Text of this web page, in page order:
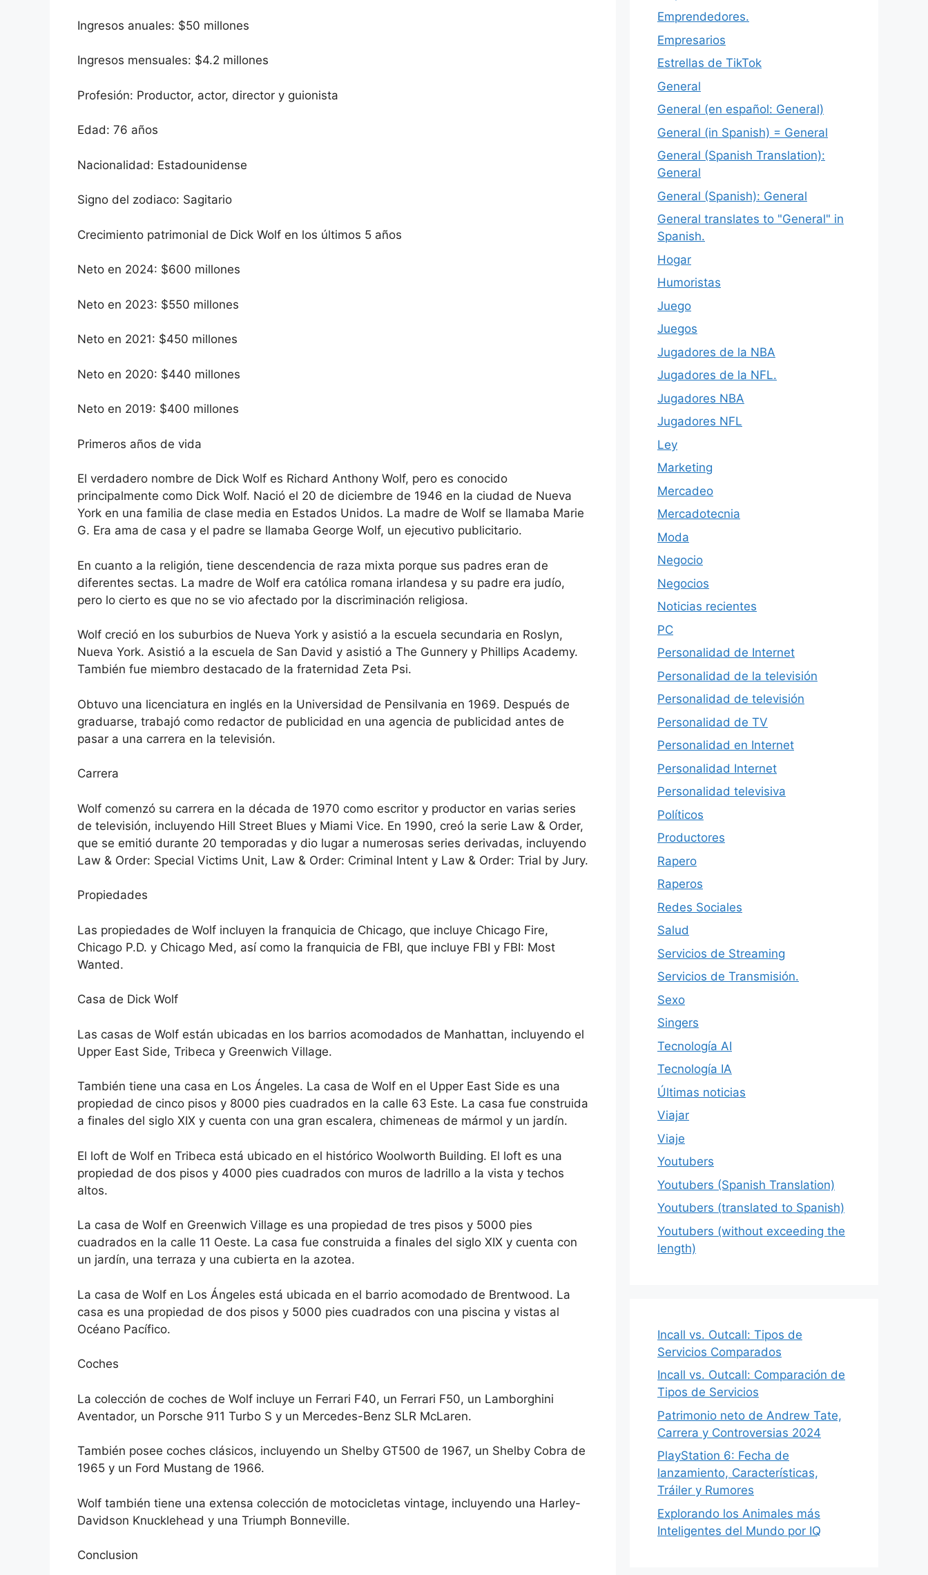
Ingresos anuales: $50 millones
Ingresos mensuales: $4.2 millones
Profesión: Productor, actor, director y guionista
Edad: 76 años
Nacionalidad: Estadounidense
Signo del zodiaco: Sagitario
Crecimiento patrimonial de Dick Wolf en los últimos 5 años
Neto en 2024: $600 millones
Neto en 2023: $550 millones
Neto en 2021: $450 millones
Neto en 2020: $440 millones
Neto en 2019: $400 millones
Primeros años de vida
El verdadero nombre de Dick Wolf es Richard Anthony Wolf, pero es conocido
principalmente como Dick Wolf. Nació el 20 de diciembre de 1946 en la ciudad de Nueva
York en una familia de clase media en Estados Unidos. La madre de Wolf se llamaba Marie
G. Era ama de casa y el padre se llamaba George Wolf, un ejecutivo publicitario.
En cuanto a la religión, tiene descendencia de raza mixta porque sus padres eran de
diferentes sectas. La madre de Wolf era católica romana irlandesa y su padre era judío,
pero lo cierto es que no se vio afectado por la discriminación religiosa.
Wolf creció en los suburbios de Nueva York y asistió a la escuela secundaria en Roslyn,
Nueva York. Asistió a la escuela de San David y asistió a The Gunnery y Phillips Academy.
También fue miembro destacado de la fraternidad Zeta Psi.
Obtuvo una licenciatura en inglés en la Universidad de Pensilvania en 1969. Después de
graduarse, trabajó como redactor de publicidad en una agencia de publicidad antes de
pasar a una carrera en la televisión.
Carrera
Wolf comenzó su carrera en la década de 1970 como escritor y productor en varias series
de televisión, incluyendo Hill Street Blues y Miami Vice. En 1990, creó la serie Law & Order,
que se emitió durante 20 temporadas y dio lugar a numerosas series derivadas, incluyendo
Law & Order: Special Victims Unit, Law & Order: Criminal Intent y Law & Order: Trial by Jury.
Propiedades
Las propiedades de Wolf incluyen la franquicia de Chicago, que incluye Chicago Fire,
Chicago P.D. y Chicago Med, así como la franquicia de FBI, que incluye FBI y FBI: Most
Wanted.
Casa de Dick Wolf
Las casas de Wolf están ubicadas en los barrios acomodados de Manhattan, incluyendo el
Upper East Side, Tribeca y Greenwich Village.
También tiene una casa en Los Ángeles. La casa de Wolf en el Upper East Side es una
propiedad de cinco pisos y 8000 pies cuadrados en la calle 63 Este. La casa fue construida
a finales del siglo XIX y cuenta con una gran escalera, chimeneas de mármol y un jardín.
El loft de Wolf en Tribeca está ubicado en el histórico Woolworth Building. El loft es una
propiedad de dos pisos y 4000 pies cuadrados con muros de ladrillo a la vista y techos
altos.
La casa de Wolf en Greenwich Village es una propiedad de tres pisos y 5000 pies
cuadrados en la calle 11 Oeste. La casa fue construida a finales del siglo XIX y cuenta con
un jardín, una terraza y una cubierta en la azotea.
La casa de Wolf en Los Ángeles está ubicada en el barrio acomodado de Brentwood. La
casa es una propiedad de dos pisos y 5000 pies cuadrados con una piscina y vistas al
Océano Pacífico.
Coches
La colección de coches de Wolf incluye un Ferrari F40, un Ferrari F50, un Lamborghini
Aventador, un Porsche 911 Turbo S y un Mercedes-Benz SLR McLaren.
También posee coches clásicos, incluyendo un Shelby GT500 de 1967, un Shelby Cobra de
1965 y un Ford Mustang de 1966.
Wolf también tiene una extensa colección de motocicletas vintage, incluyendo una Harley-
Davidson Knucklehead y una Triumph Bonneville.
Conclusion
Emprendedores.
Empresarios
Estrellas de TikTok
General
General (en español: General)
General (in Spanish) = General
General (Spanish Translation):
General
General (Spanish): General
General translates to "General" in
Spanish.
Hogar
Humoristas
Juego
Juegos
Jugadores de la NBA
Jugadores de la NFL.
Jugadores NBA
Jugadores NFL
Ley
Marketing
Mercadeo
Mercadotecnia
Moda
Negocio
Negocios
Noticias recientes
PC
Personalidad de Internet
Personalidad de la televisión
Personalidad de televisión
Personalidad de TV
Personalidad en Internet
Personalidad Internet
Personalidad televisiva
Políticos
Productores
Rapero
Raperos
Redes Sociales
Salud
Servicios de Streaming
Servicios de Transmisión.
Sexo
Singers
Tecnología AI
Tecnología IA
Últimas noticias
Viajar
Viaje
Youtubers
Youtubers (Spanish Translation)
Youtubers (translated to Spanish)
Youtubers (without exceeding the
length)
Incall vs. Outcall: Tipos de
Servicios Comparados
Incall vs. Outcall: Comparación de
Tipos de Servicios
Patrimonio neto de Andrew Tate,
Carrera y Controversias 2024
PlayStation 6: Fecha de
lanzamiento, Características,
Tráiler y Rumores
Explorando los Animales más
Inteligentes del Mundo por IQ